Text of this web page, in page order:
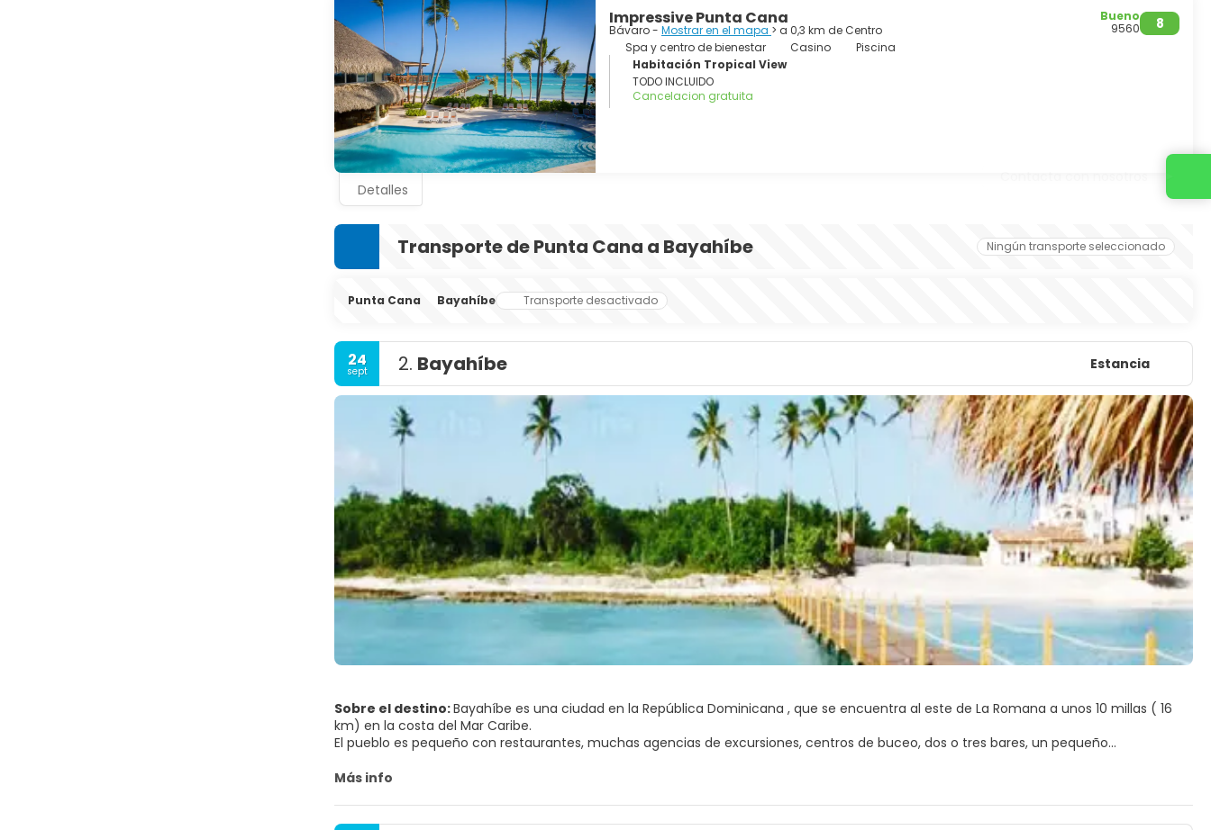
Impressive Punta Cana
Bávaro - Mostrar en el mapa > a 0,3 km de Centro 8
Bueno
9560
Spa y centro de bienestar
Casino
Piscina
Habitación Tropical View
TODO INCLUIDO
Cancelacion gratuita
Detalles
Transporte de Punta Cana a Bayahíbe Ningún transporte seleccionado
Punta Cana Bayahíbe Transporte desactivado
24
sept 2. Bayahíbe Estancia
Sobre el destino:Bayahíbe es una ciudad en la República Dominicana , que se encuentra al este de La Romana a unos 10 millas ( 16
km) en la costa del Mar Caribe.
El pueblo es pequeño con restaurantes, muchas agencias de excursiones, centros de buceo, dos o tres bares, un pequeño
Más info